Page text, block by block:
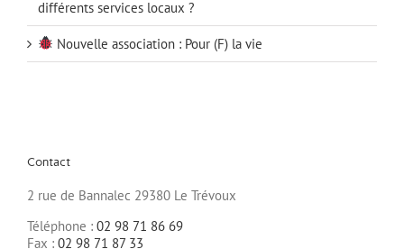
différents services locaux ?
Nouvelle association : Pour (F) la vie
Contact
2 rue de Bannalec 29380 Le Trévoux
Téléphone : 02 98 71 86 69
Fax : 02 98 71 87 33